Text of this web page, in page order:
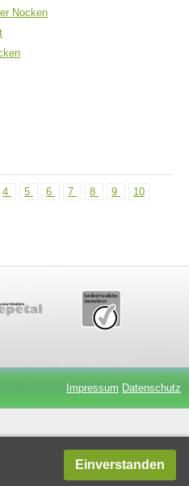
Nocken
4 5 6 7 8 9
10
Impressum Datenschutz
Einverstanden